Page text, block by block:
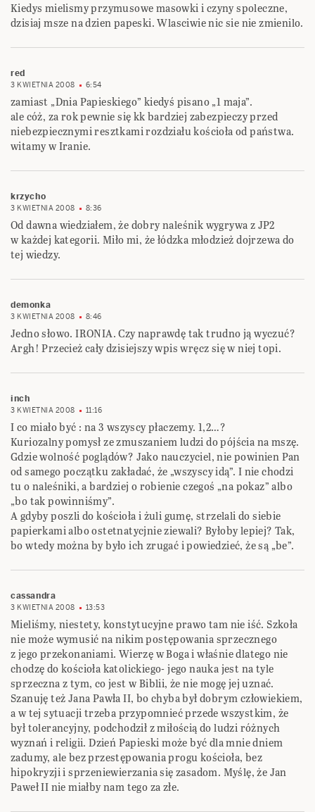
Kiedys mielismy przymusowe masowki i czyny spoleczne,
dzisiaj msze na dzien papeski. Wlasciwie nic sie nie zmienilo.
red
3 KWIETNIA 2008 6:54
zamiast „Dnia Papieskiego” kiedyś pisano „1 maja”.
ale cóż, za rok pewnie się kk bardziej zabezpieczy przed
niebezpiecznymi resztkami rozdziału kościoła od państwa.
witamy w Iranie.
krzycho
3 KWIETNIA 2008 8:36
Od dawna wiedziałem, że dobry naleśnik wygrywa z JP2
w każdej kategorii. Miło mi, że łódzka młodzież dojrzewa do
tej wiedzy.
demonka
3 KWIETNIA 2008 8:46
Jedno słowo. IRONIA. Czy naprawdę tak trudno ją wyczuć?
Argh! Przecież cały dzisiejszy wpis wręcz się w niej topi.
inch
3 KWIETNIA 2008 11:16
I co miało być : na 3 wszyscy płaczemy. 1,2…?
Kuriozalny pomysł ze zmuszaniem ludzi do pójścia na mszę.
Gdzie wolność poglądów? Jako nauczyciel, nie powinien Pan
od samego początku zakładać, że „wszyscy idą”. I nie chodzi
tu o naleśniki, a bardziej o robienie czegoś „na pokaz” albo
„bo tak powinniśmy”.
A gdyby poszli do kościoła i żuli gumę, strzelali do siebie
papierkami albo ostetnatycjnie ziewali? Byłoby lepiej? Tak,
bo wtedy można by było ich zrugać i powiedzieć, że są „be”.
cassandra
3 KWIETNIA 2008 13:53
Mieliśmy, niestety, konstytucyjne prawo tam nie iść. Szkoła
nie może wymusić na nikim postępowania sprzecznego
z jego przekonaniami. Wierzę w Boga i właśnie dlatego nie
chodzę do kościoła katolickiego- jego nauka jest na tyle
sprzeczna z tym, co jest w Biblii, że nie mogę jej uznać.
Szanuję też Jana Pawła II, bo chyba był dobrym człowiekiem,
a w tej sytuacji trzeba przypomnieć przede wszystkim, że
był tolerancyjny, podchodził z miłością do ludzi różnych
wyznań i religii. Dzień Papieski może być dla mnie dniem
zadumy, ale bez przestępowania progu kościoła, bez
hipokryzji i sprzeniewierzania się zasadom. Myślę, że Jan
Paweł II nie miałby nam tego za złe.